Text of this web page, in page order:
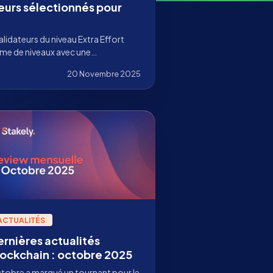
sélectionnés pour
du niveau Extra Effort
de niveaux avec une
engagement de long terme
20 Novembre 2025
actualités
: octobre 2025